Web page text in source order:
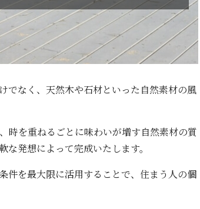
でなく、天然木や石材といった自然素材の風
時を重ねるごとに味わいが増す自然素材の質
発想によって完成いたします。
件を最大限に活用することで、住まう人の個